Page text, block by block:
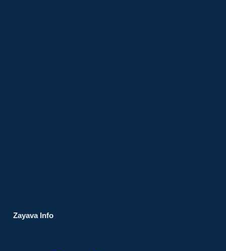
Zayava Info